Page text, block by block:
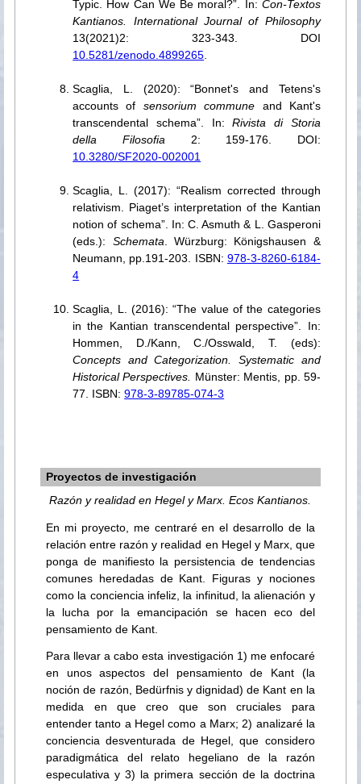
Typic. How Can We Be moral?”. In: Con-Textos
Kantianos. International Journal of Philosophy
13(2021)2: 323-343. DOI
10.5281/zenodo.4899265
Scaglia, L. (2020): “Bonnet's and Tetens's
accounts of sensorium commune and Kant's
transcendental schema”. In:Rivista di Storia
della Filosofia 2: 159-176. DOI:
10.3280/SF2020-002001
Scaglia, L. (2017): “Realism corrected through
relativism. Piaget’s interpretation of the Kantian
notion of schema”. In: C. Asmuth & L. Gasperoni
(eds.): Schemata . Würzburg: Königshausen &
Neumann, pp.191-203. ISBN: 978-3-8260-6184-
4
Scaglia, L. (2016): “The value of the categories
in the Kantian transcendental perspective”. In:
Hommen, D./Kann, C./Osswald, T. (eds):
Concepts and Categorization. Systematic and
Historical Perspectives.
Münster: Mentis, pp. 59-
77. ISBN:978-3-89785-074-3
Proyectos de investigación
Razón y realidad en Hegel y Marx. Ecos Kantianos.
En mi proyecto, me centraré en el desarrollo de la
relación entre razón y realidad en Hegel y Marx, que
ponga de manifiesto la persistencia de tendencias
comunes heredadas de Kant. Figuras y nociones
como la conciencia infeliz, la infinitud, la alienación y
la lucha por la emancipación se hacen eco del
pensamiento de Kant.
Para llevar a cabo esta investigación 1) me enfocaré
en unos aspectos del pensamiento de Kant (la
noción de razón, Bedürfnis y dignidad) de Kant en la
medida en que creo que son cruciales para
entender tanto a Hegel como a Marx; 2) analizaré la
conciencia desventurada de Hegel, que considero
paradigmática del relato hegeliano de la razón
especulativa y 3) la primera sección de la doctrina